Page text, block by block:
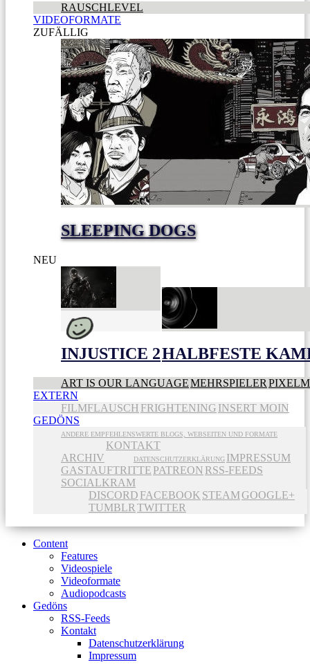
RAUSCHLEVEL
VIDEOFORMATE
ZUFÄLLIG
SLEEPING DOGS
NEU
INJUSTICE 2HALBFESTE
ART IS OUR LANGUAGEMEHRSPIELER
EXTERN
FILMFLAUSCH FRIGHTENING INSERT MOIN
GEDÖNS
ANDERE EMPFEHLENSWERTE BLOGS, WEBSEITEN UND FORMATE
ARCHIV
KONTAKT
DATENSCHUTZERKLÄRUNG IMPRESSUM
GASTAUFTRITTE PATREON RSS-FEEDS
SOCIALKRAM
DISCORD FACEBOOK STEAMGOOGLE+
TUMBLR TWITTER
Content
Features
Videospiele
Videoformate
Audiopodcasts
Gedöns
RSS-Feeds
Kontakt
Datenschutzerklärung
Impressum